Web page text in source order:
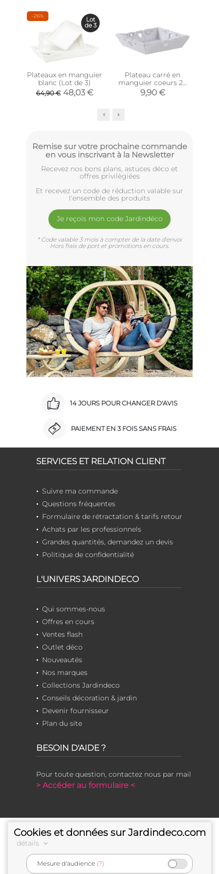
-26%
Plateaux en manguier
blanc (Lot de 3)
64,90 € 48,03 €
Lot
de 3
Plateau carré en
manguier coeurs 20
cm
9,90 €
Remise sur votre prochaine commande
en vous inscrivant à la Newsletter
Recevez nos bons plans, astuces déco et
offres privilègiées
Et recevez un code de réduction valable sur
l'ensemble des produits
Je reçois mon code Jardindéco
* Code valable 3 mois à compter de la date d'envoi.
Hors frais de port et promotions en cours.
14 JOURS POUR CHANGER D'AVIS
PAIEMENT EN 3 FOIS SANS FRAIS
SERVICES ET RELATION CLIENT
Suivre ma commande
Questions fréquentes
Formulaire de rétractation & tarifs retour
Achats par les professionnels
Grandes quantités, demandez un devis
Politique de confidentialité
L'UNIVERS JARDINDECO
Qui sommes-nous
Offres en cours
Ventes flash
Outlet déco
Nouveautés
Nos marques
Collections Jardindeco
Conseils décoration & jardin
Devenir fournisseur
Plan du site
BESOIN D'AIDE ?
Pour toute question, contactez nous par mail
> Accéder au formulaire <
Cookies et données sur Jardindeco.com
détails
Mesure d'audience (?)